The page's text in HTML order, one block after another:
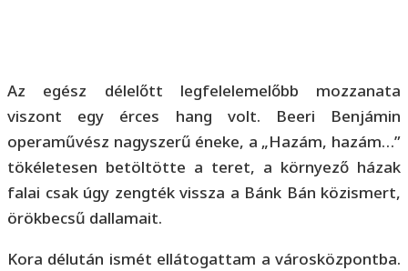
Az egész délelőtt legfelelemelőbb mozzanata
viszont egy érces hang volt. Beeri Benjámin
operaművész nagyszerű éneke, a „Hazám, hazám…”
tökéletesen betöltötte a teret, a környező házak
falai csak úgy zengték vissza a Bánk Bán közismert,
örökbecsű dallamait.
Kora délután ismét ellátogattam a városközpontba.